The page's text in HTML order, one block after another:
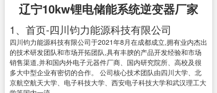
辽宁10kw锂电储能系统逆变器厂家
1、首页-四川钧力能源科技有限公司
四川钧力能源科技有限公司于2021年8月在成都成立,拥有业内杰出
的技术研发团队和市场开拓团队,具有丰腴的产品开发经验和市场
销售渠道,并和国内外电子元器件厂商、国内研究院所、高校及很
多大中型企业有密切的合作。 公司核心技术团队由四川大学、北
京航空航天大学、电子科技大学、西安电子科技大学和武汉理工大